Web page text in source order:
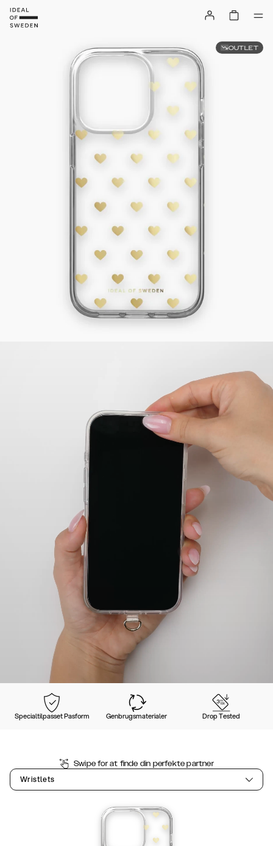
Specialtilpasset Pasform Genbrugsmaterialer Drop Tested
Swipe for at finde din perfekte partner
Wristlets
OUTLET